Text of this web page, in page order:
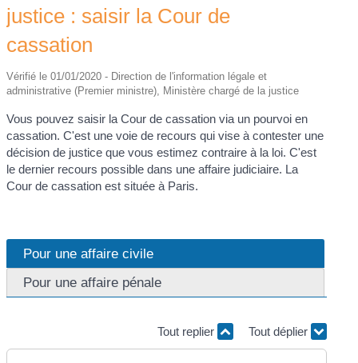
justice : saisir la Cour de
cassation
Vérifié le 01/01/2020 - Direction de l'information légale et
administrative (Premier ministre), Ministère chargé de la justice
Vous pouvez saisir la Cour de cassation via un pourvoi en
cassation. C'est une voie de recours qui vise à contester une
décision de justice que vous estimez contraire à la loi. C'est
le dernier recours possible dans une affaire judiciaire. La
Cour de cassation est située à Paris.
Pour une affaire civile
Pour une affaire pénale
Tout replier Tout déplier